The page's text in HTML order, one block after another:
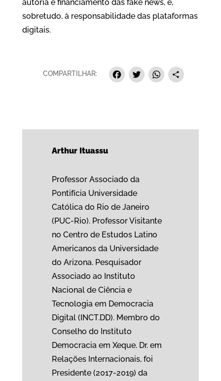
autoria e financiamento das fake news, e,
sobretudo, à responsabilidade das plataformas
digitais.
COMPARTILHAR: Facebook
Twitter
Arthur Ituassu
Professor Associado da
Pontifícia Universidade
Católica do Rio de Janeiro
(PUC-Rio). Professor Visitante
no Centro de Estudos Latino
Americanos da Universidade
do Arizona. Pesquisador
Associado ao Instituto
Nacional de Ciência e
Tecnologia em Democracia
Digital (INCT.DD). Membro do
Conselho do Instituto
Democracia em Xeque. Dr. em
Relações Internacionais, foi
Presidente (2017-2019) da